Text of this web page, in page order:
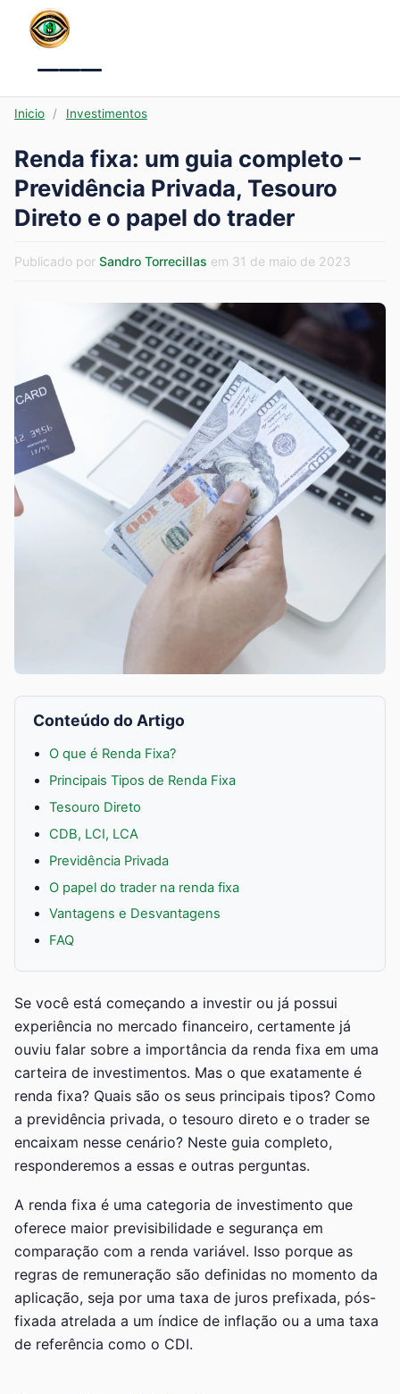
Menu
Inicio / Investimentos
Renda fixa: um guia completo –
Previdência Privada, Tesouro
Direto e o papel do trader
Publicado por Sandro Torrecillas em 31 de maio de 2023
Conteúdo do Artigo
O que é Renda Fixa?
Principais Tipos de Renda Fixa
Tesouro Direto
CDB, LCI, LCA
Previdência Privada
O papel do trader na renda fixa
Vantagens e Desvantagens
FAQ
Se você está começando a investir ou já possui
experiência no mercado financeiro, certamente já
ouviu falar sobre a importância da renda fixa em uma
carteira de investimentos. Mas o que exatamente é
renda fixa? Quais são os seus principais tipos? Como
a previdência privada, o tesouro direto e o trader se
encaixam nesse cenário? Neste guia completo,
responderemos a essas e outras perguntas.
A renda fixa é uma categoria de investimento que
oferece maior previsibilidade e segurança em
comparação com a renda variável. Isso porque as
regras de remuneração são definidas no momento da
aplicação, seja por uma taxa de juros prefixada, pós-
fixada atrelada a um índice de inflação ou a uma taxa
de referência como o CDI.